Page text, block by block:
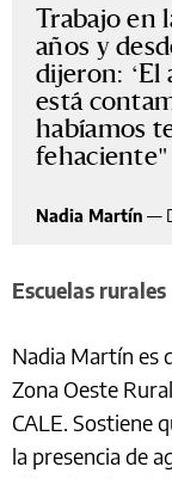
Trabajo en
años y
dijeron: ‘El
está
habíamos
fehaciente
Nadia Martín —
Escuelas
Nadia Martín es
Zona Oeste
CALE. Sostiene
la presencia de